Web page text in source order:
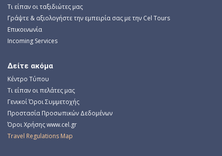
Τι είπαν οι ταξιδιώτες μας
Γράψτε & αξιολογήστε την εμπειρία σας με την Cel Tours
Επικοινωνία
Incoming Services
Δείτε ακόμα
Κέντρο Τύπου
Τι είπαν οι πελάτες μας
Γενικοί Όροι Συμμετοχής
Προστασία Προσωπικών Δεδομένων
Όροι Χρήσης www.cel.gr
Travel Regulations Map